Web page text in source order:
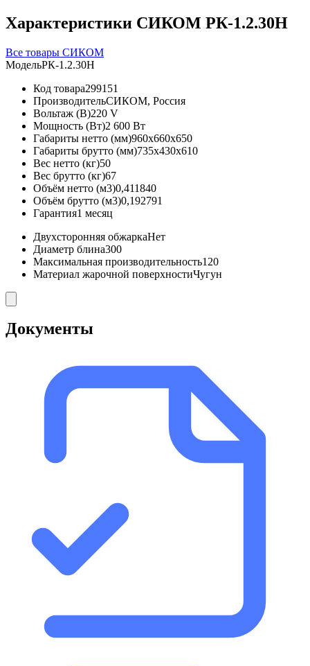
Характеристики СИКОМ РК-1.2.30H
Все товары СИКОМ
МодельРК-1.2.30H
Код товара299151
ПроизводительСИКОМ, Россия
Вольтаж (В)220 V
Мощность (Вт)2 600 Вт
Габариты нетто (мм)960x660x650
Габариты брутто (мм)735x430x610
Вес нетто (кг)50
Вес брутто (кг)67
Объём нетто (м3)0,411840
Объём брутто (м3)0,192791
Гарантия1 месяц
Двухсторонняя обжаркаНет
Диаметр блина300
Максимальная производительность120
Материал жарочной поверхностиЧугун
Документы